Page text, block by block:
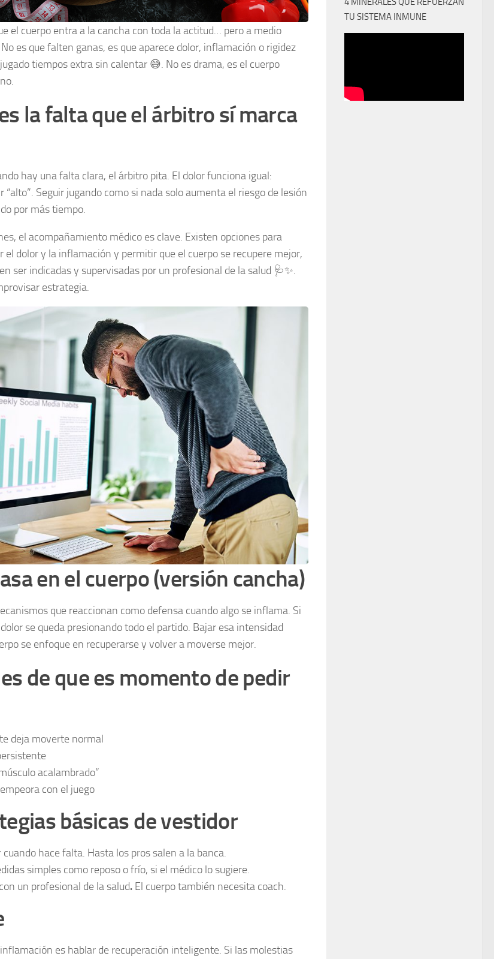
el cuerpo entra a la cancha con toda la actitud… pero a medio
es que falten ganas, es que aparece dolor, inflamación o rigidez
tiempos extra sin calentar 😅. No es drama, es el cuerpo
la falta que el árbitro sí marca
hay una falta clara, el árbitro pita. El dolor funciona igual:
“alto”. Seguir jugando como si nada solo aumenta el riesgo de lesión
por más tiempo.
el acompañamiento médico es clave. Existen opciones para
el dolor y la inflamación y permitir que el cuerpo se recupere mejor,
ser indicadas y supervisadas por un profesional de la salud 🩺✨.
estrategia.
en el cuerpo (versión cancha)
que reaccionan como defensa cuando algo se inflama. Si
se queda presionando todo el partido. Bajar esa intensidad
se enfoque en recuperarse y volver a moverse mejor.
de que es momento de pedir
deja moverte normal
acalambrado”
con el juego
básicas de vestidor
hace falta. Hasta los pros salen a la banca.
simples como reposo o frío, si el médico lo sugiere.
un profesional de la salud. El cuerpo también necesita coach.
es hablar de recuperación inteligente. Si las molestias
TU SISTEMA INMUNE